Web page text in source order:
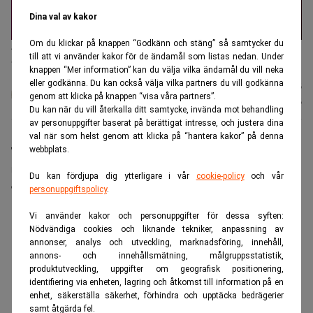
Dina val av kakor
Om du klickar på knappen “Godkänn och stäng” så samtycker du
till att vi använder kakor för de ändamål som listas nedan. Under
knappen “Mer information” kan du välja vilka ändamål du vill neka
eller godkänna. Du kan också välja vilka partners du vill godkänna
genom att klicka på knappen “visa våra partners”.
Du kan när du vill återkalla ditt samtycke, invända mot behandling
av personuppgifter baserat på berättigat intresse, och justera dina
val när som helst genom att klicka på “hantera kakor” på denna
webbplats.
Du kan fördjupa dig ytterligare i vår cookie-policyoch vår
personuppgiftspolicy.
Vi använder kakor och personuppgifter för dessa syften:
Nödvändiga cookies och liknande tekniker, anpassning av
annonser, analys och utveckling, marknadsföring, innehåll,
annons- och innehållsmätning, målgruppsstatistik,
produktutveckling, uppgifter om geografisk positionering,
identifiering via enheten, lagring och åtkomst till information på en
enhet, säkerställa säkerhet, förhindra och upptäcka bedrägerier
samt åtgärda fel.
Affärsikonen Warren Buffett beskriver sin karriär som ett resultat
av tillfälligheter. (Foto: Nati Harnik/AP/TT)
Karin
Andersen
Publicerad:20 juli 2026
Uppdaterad:
21 juli 2026
Warren Buffett fyller 96 nästa månad. I en intervju
med CNBC ser han tillbaka på sin investeringskarriär
och beskriver den som ett resultat av tillfälligheter.
ANNONS